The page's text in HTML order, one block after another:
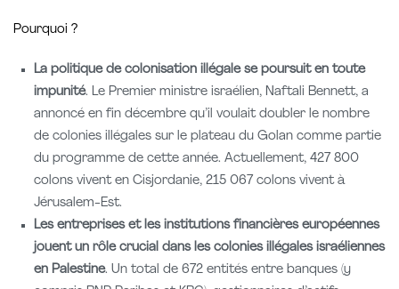
Pourquoi ?
La politique de colonisation illégale se poursuit en toute
impunité. Le Premier ministre israélien, Naftali Bennett, a
annoncé en fin décembre qu’il voulait doubler le nombre
de colonies illégales sur le plateau du Golan comme partie
du programme de cette année. Actuellement, 427 800
colons vivent en Cisjordanie, 215 067 colons vivent à
Jérusalem-Est.
Les entreprises et les institutions financières européennes
jouent un rôle crucial dans les colonies illégales israéliennes
en Palestine. Un total de 672 entités entre banques (y